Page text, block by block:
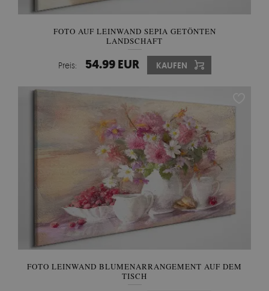
FOTO AUF LEINWAND SEPIA GETÖNTEN
LANDSCHAFT
Preis: 54.99 EUR KAUFEN
FOTO LEINWAND BLUMENARRANGEMENT AUF DEM
TISCH